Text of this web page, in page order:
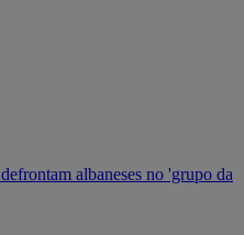
albaneses no 'grupo da